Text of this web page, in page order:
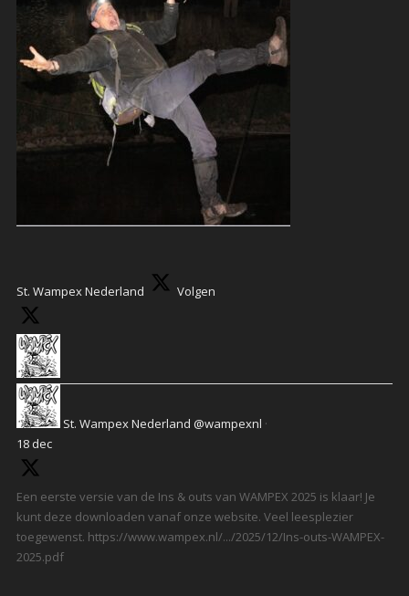
St. Wampex Nederland Volgen
St. Wampex Nederland @wampexnl ·
18 dec
Een eerste versie van de Ins & outs van WAMPEX 2025 is klaar! Je
kunt deze downloaden vanaf onze website. Veel leesplezier
toegewenst. https://www.wampex.nl/.../2025/12/Ins-outs-WAMPEX-
2025.pdf